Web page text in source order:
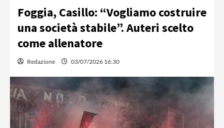
Foggia, Casillo: “Vogliamo costruire
una società stabile”. Auteri scelto
come allenatore
Redazione 03/07/2026 16:30